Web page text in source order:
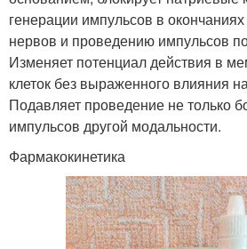
генерации импульсов в
нервов и проведению импульсов
Изменяет потенциал действия в
клеток без выраженного влияния
Подавляет проведение не только
импульсов другой модальности.
Фармакокинетика